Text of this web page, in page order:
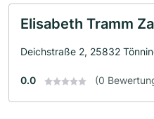
Elisabeth Tramm
Deichstraße 2, 25832
0.0 (0